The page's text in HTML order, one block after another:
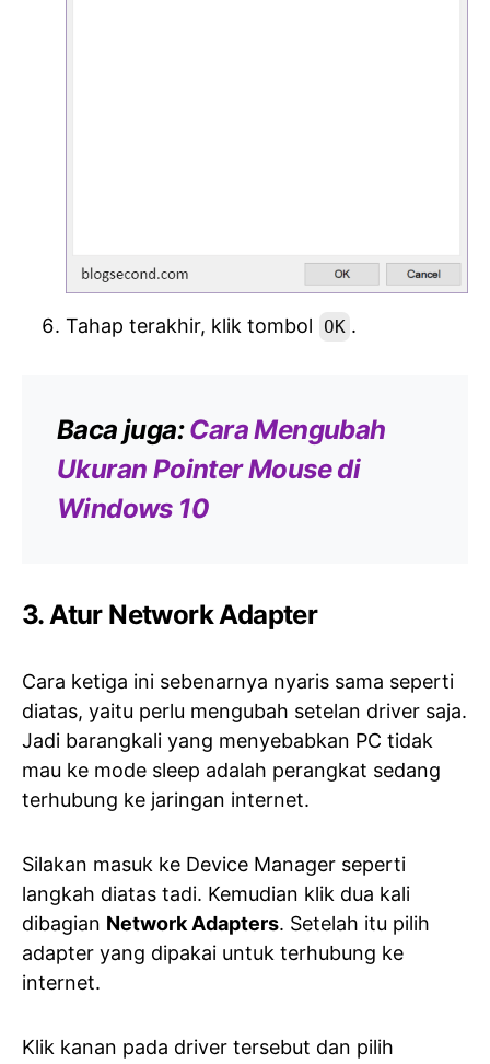
Tahap terakhir, klik tombol OK .
Baca juga:Cara Mengubah
Ukuran Pointer Mouse di
Windows 10
3. Atur Network Adapter
Cara ketiga ini sebenarnya nyaris sama seperti
diatas, yaitu perlu mengubah setelan driver saja.
Jadi barangkali yang menyebabkan PC tidak
mau ke mode sleep adalah perangkat sedang
terhubung ke jaringan internet.
Silakan masuk ke Device Manager seperti
langkah diatas tadi. Kemudian klik dua kali
dibagian Network Adapters. Setelah itu pilih
adapter yang dipakai untuk terhubung ke
internet.
Klik kanan pada driver tersebut dan pilih